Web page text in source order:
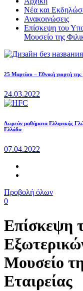
Νέα και
Ανακοινώσεις
Επίσκεψη του
Μουσείο της
25 Μαρτίου – Εθνική γιορτή
24.03.2022
Δωρεάν μαθήματα Ελληνικής
Ελλάδα
07.04.2022
Προβολή όλων
0
Επίσκεψη
Μουσείο
Εταιρείας